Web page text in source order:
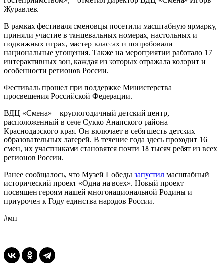
Журавлев.
В рамках фестиваля сменовцы посетили масштабную ярмарку,
приняли участие в танцевальных номерах, настольных и
подвижных играх, мастер-классах и попробовали
национальные угощения. Также на мероприятии работало 17
интерактивных зон, каждая из которых отражала колорит и
особенности регионов России.
Фестиваль прошел при поддержке Министерства
просвещения Российской Федерации.
ВДЦ «Смена» – круглогодичный детский центр,
расположенный в селе Сукко Анапского района
Краснодарского края. Он включает в себя шесть детских
образовательных лагерей. В течение года здесь проходит 16
смен, их участниками становятся почти 18 тысяч ребят из всех
регионов России.
Ранее сообщалось, что Музей Победы запустил масштабный
исторический проект «Одна на всех». Новый проект
посвящен героям нашей многонациональной Родины и
приурочен к Году единства народов России.
#мп